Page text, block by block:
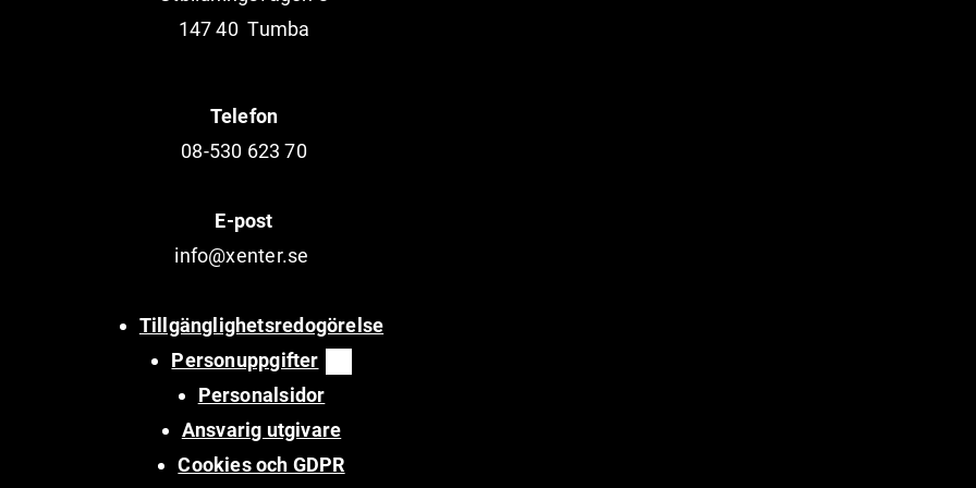
147 40 Tumba
Telefon
08-530 623 70
E-post
info@xenter.se
Tillgänglighetsredogörelse
Personuppgifter
Personalsidor
Ansvarig utgivare
Cookies och GDPR